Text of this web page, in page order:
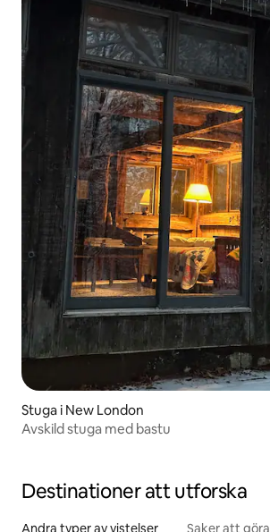
Stuga i New London
Avskild stuga med bastu
Destinationer att utforska